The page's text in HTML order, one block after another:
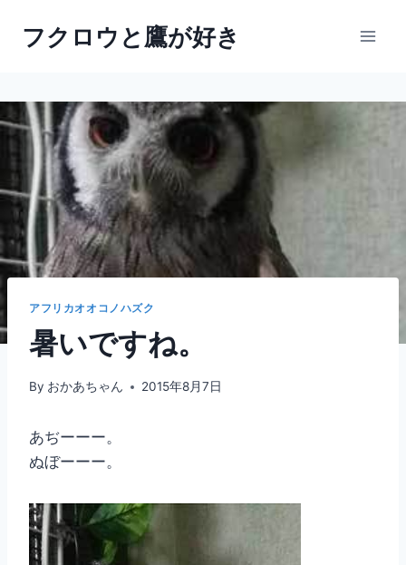
キ
ッ
プ
フクロウと鷹が好き
アフリカオオコノハズク
暑いですね。
By おかあちゃん 2015年8月7日
あぢーーー。
ぬぼーーー。